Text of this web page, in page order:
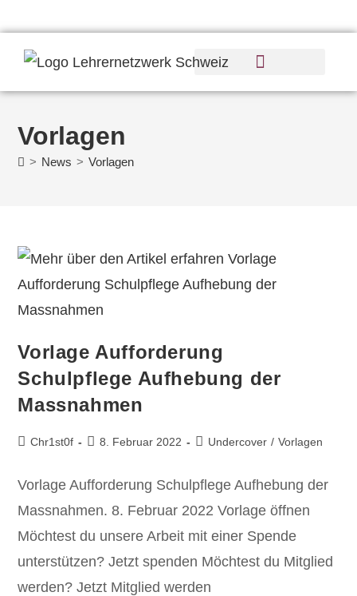
Vorlagen
> News > Vorlagen
Vorlage Aufforderung
Schulpflege Aufhebung der
Massnahmen
Chr1st0f 8. Februar 2022 Undercover / Vorlagen
Vorlage Aufforderung Schulpflege Aufhebung der
Massnahmen. 8. Februar 2022 Vorlage öffnen
Möchtest du unsere Arbeit mit einer Spende
unterstützen? Jetzt spenden Möchtest du Mitglied
werden? Jetzt Mitglied werden